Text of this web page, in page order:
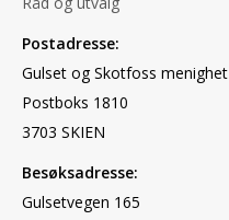
Postadresse:
Gulset og Skotfoss menighet
Postboks 1810
3703 SKIEN
Besøksadresse:
Gulsetvegen 165